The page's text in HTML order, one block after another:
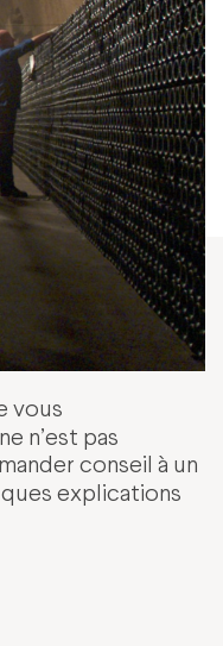
vous
n’est pas
conseil à un
explications